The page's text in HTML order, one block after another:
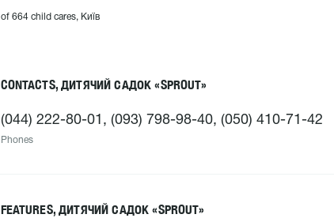
of 664 child cares, Київ
CONTACTS, ДИТЯЧИЙ САДОК «SPROUT»
(044) 222-80-01, (093) 798-98-40, (050) 410-71-42
Phones
FEATURES, ДИТЯЧИЙ САДОК «SPROUT»